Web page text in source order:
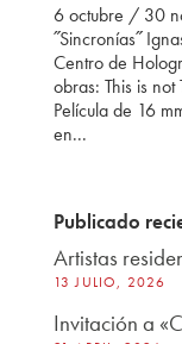
6 octubre / 30
˝Sincronías˝
Centro de
obras: This is
Película de 16
en...
Publicado
Artistas
13 JULIO, 2026
Invitación a